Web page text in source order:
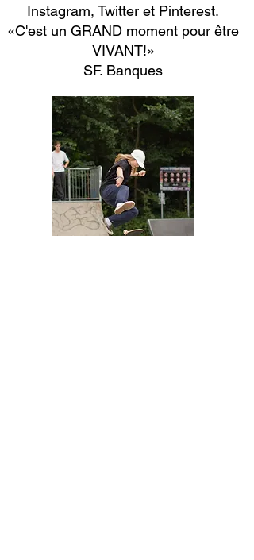
Instagram, Twitter et Pinterest.
«C'est un GRAND moment pour être
VIVANT!»
SF. Banques